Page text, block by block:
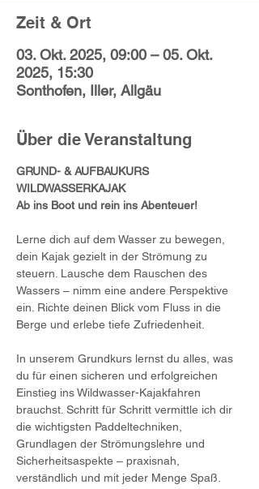
Zeit & Ort
03. Okt. 2025, 09:00 – 05. Okt.
2025, 15:30
Sonthofen, Iller, Allgäu
Über die Veranstaltung
GRUND- & AUFBAUKURS
WILDWASSERKAJAK
Ab ins Boot und rein ins Abenteuer!
Lerne dich auf dem Wasser zu bewegen,
dein Kajak gezielt in der Strömung zu
steuern. Lausche dem Rauschen des
Wassers – nimm eine andere Perspektive
ein. Richte deinen Blick vom Fluss in die
Berge und erlebe tiefe Zufriedenheit.
In unserem Grundkurs lernst du alles, was
du für einen sicheren und erfolgreichen
Einstieg ins Wildwasser-Kajakfahren
brauchst. Schritt für Schritt vermittle ich dir
die wichtigsten Paddeltechniken,
Grundlagen der Strömungslehre und
Sicherheitsaspekte – praxisnah,
verständlich und mit jeder Menge Spaß.